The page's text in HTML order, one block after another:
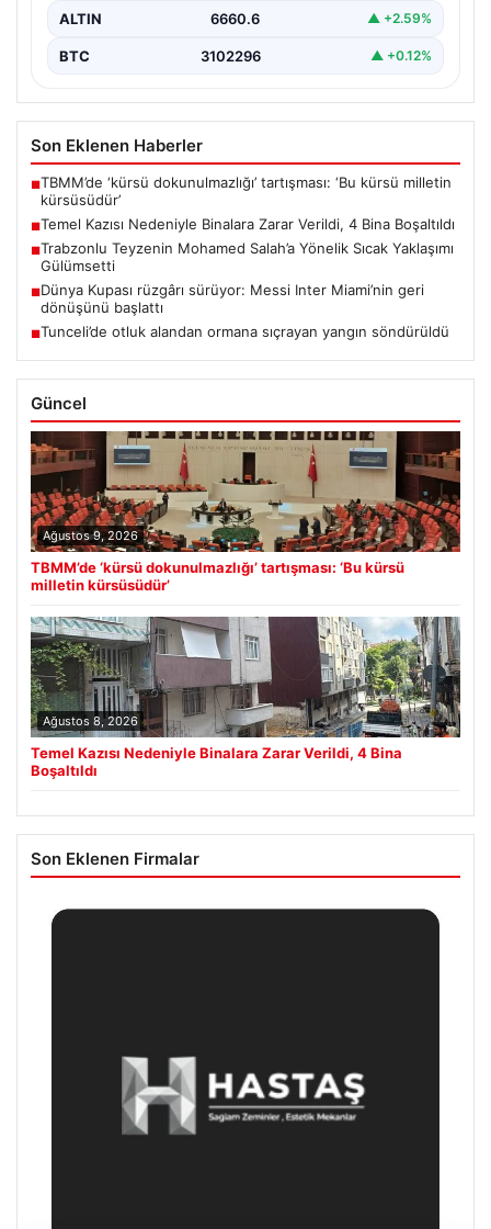
ALTIN 6660.6 ▲ +2.59%
BTC 3102296 ▲ +0.12%
Son Eklenen Haberler
■TBMM’de ‘kürsü dokunulmazlığı’ tartışması: ‘Bu kürsü milletin
kürsüsüdür’
■Temel Kazısı Nedeniyle Binalara Zarar Verildi, 4 Bina Boşaltıldı
■Trabzonlu Teyzenin Mohamed Salah’a Yönelik Sıcak Yaklaşımı
Gülümsetti
■Dünya Kupası rüzgârı sürüyor: Messi Inter Miami’nin geri
dönüşünü başlattı
■Tunceli’de otluk alandan ormana sıçrayan yangın söndürüldü
Güncel
Ağustos 9, 2026
TBMM’de ‘kürsü dokunulmazlığı’ tartışması: ‘Bu kürsü
milletin kürsüsüdür’
Ağustos 8, 2026
Temel Kazısı Nedeniyle Binalara Zarar Verildi, 4 Bina
Boşaltıldı
Son Eklenen Firmalar